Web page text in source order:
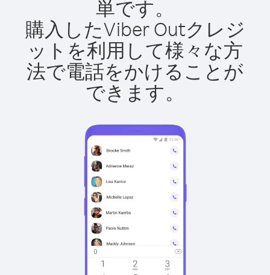
単です。
購入したViber Outクレジ
ットを利用して様々な方
法で電話をかけることが
できます。